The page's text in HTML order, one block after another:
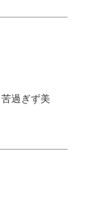
過ぎず美